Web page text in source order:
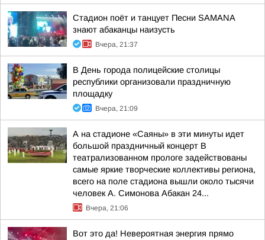
Стадион поёт и танцует Песни SAMANA
знают абаканцы наизусть
Вчера, 21:37
В День города полицейские столицы
республики организовали праздничную
площадку
Вчера, 21:09
А на стадионе «Саяны» в эти минуты идет
большой праздничный концерт В
театрализованном прологе задействованы
самые яркие творческие коллективы региона,
всего на поле стадиона вышли около тысячи
человек А. Симонова Абакан 24...
Вчера, 21:06
Вот это да! Невероятная энергия прямо